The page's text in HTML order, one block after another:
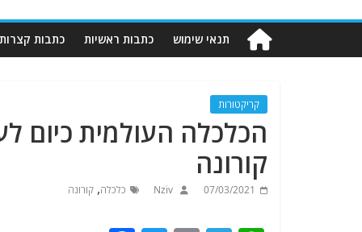
תנאי שימוש כתבות ראשיות כתבות קצרות
קריקטורות
הכלכלה העולמית כיום
קורונה
07/03/2021
Nziv כלכלה, קורונה